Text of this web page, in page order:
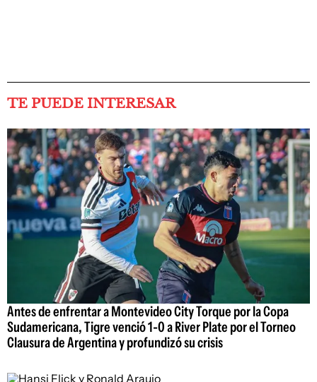
TE PUEDE INTERESAR
Antes de enfrentar a Montevideo City Torque por la Copa
Sudamericana, Tigre venció 1-0 a River Plate por el Torneo
Clausura de Argentina y profundizó su crisis